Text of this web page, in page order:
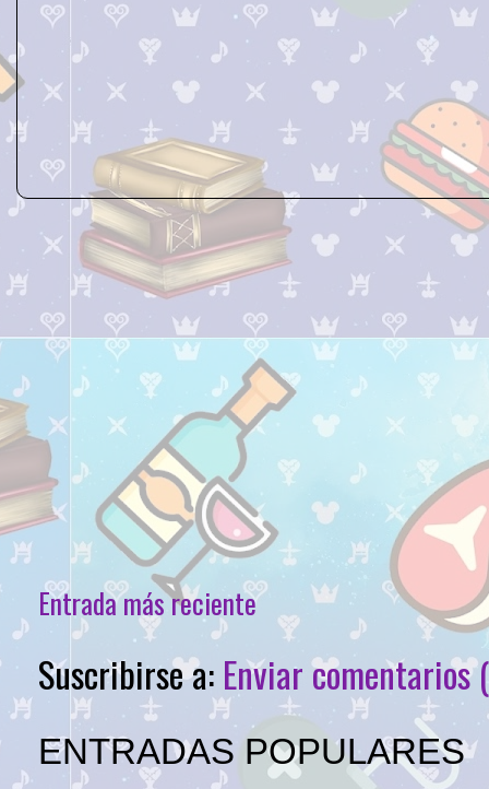
Entrada más reciente
Suscribirse a: Enviar comentarios
ENTRADAS POPULARES